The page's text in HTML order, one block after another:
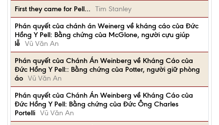
First they came for Pell…
Tim Stanley
Phán quyết của chánh án Weinerg về kháng cáo của Đức
Hồng Y Pell: Bằng chứng của McGlone, người cựu giúp
lễ Vũ Văn An
Phán quyết của Chánh Án Weinberg về Kháng Cáo của
Đức Hồng Y Pell:: Bằng chứng của Potter, người giữ phòng
áo Vũ Văn An
Phán quyết của Chánh Án Weinberg về Kháng Cáo của
Đức Hồng Y Pell: Bằng chứng của Đức Ông Charles
Portelli Vũ Văn An